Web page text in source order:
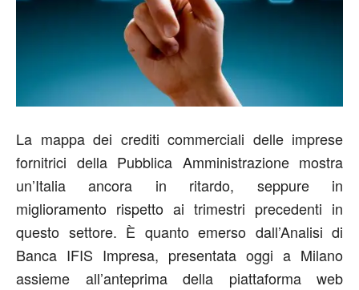
La mappa dei crediti commerciali delle imprese
fornitrici della Pubblica Amministrazione mostra
un’Italia ancora in ritardo, seppure in
miglioramento rispetto ai trimestri precedenti in
questo settore. È quanto emerso dall’Analisi di
Banca IFIS Impresa, presentata oggi a Milano
assieme all’anteprima della piattaforma web